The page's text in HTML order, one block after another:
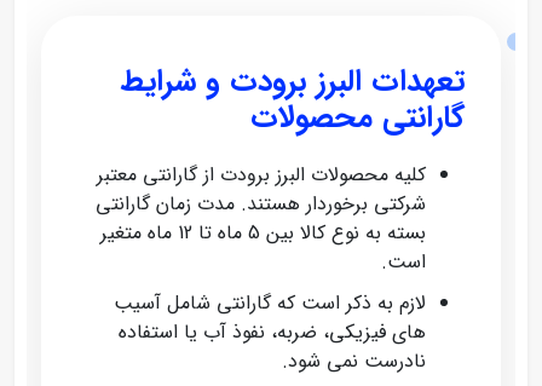
تعهدات البرز برودت و شرایط
گارانتی محصولات
کلیه محصولات البرز برودت از گارانتی معتبر
شرکتی برخوردار هستند. مدت زمان گارانتی
بسته به نوع کالا بین 5 ماه تا 12 ماه متغیر
است.
لازم به ذکر است که گارانتی شامل آسیب‌
های فیزیکی، ضربه، نفوذ آب یا استفاده
نادرست نمی‌ شود.